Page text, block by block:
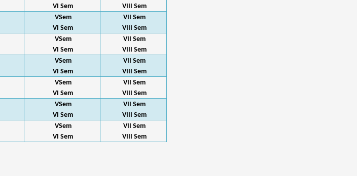
VI Sem
VIII Sem
VSem
VI Sem
VII Sem
VIII Sem
VSem
VI Sem
VII Sem
VIII Sem
VSem
VI Sem
VII Sem
VIII Sem
VSem
VI Sem
VII Sem
VIII Sem
VSem
VI Sem
VII Sem
VIII Sem
VSem
VI Sem
VII Sem
VIII Sem